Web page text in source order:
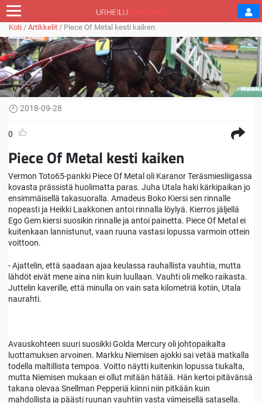
Koti / Artikkelit / Piece Of Metal kesti kaiken
2018-09-28
0
Piece Of Metal kesti kaiken
Vermon Toto65-pankki Piece Of Metal oli Karanor Teräsmiesliigassa
kovasta prässistä huolimatta paras. Juha Utala haki kärkipaikan jo
ensimmäisellä takasuoralla. Amadeus Boko Kiersi sen rinnalle
nopeasti ja Heikki Laakkonen antoi rinnalla löylyä. Kierros jäljellä
Ego Gem kiersi suosikin rinnalle ja antoi painetta. Piece Of Metal ei
kuitenkaan lannistunut, vaan ruuna vastasi lopussa varmoin ottein
voittoon.
- Ajattelin, että saadaan ajaa keulassa rauhallista vauhtia, mutta
lähdöt eivät mene aina niin kuin luullaan. Vauhti oli melko raikasta.
Juttelin kaverille, että minulla on vain sata kilometriä kotiin, Utala
naurahti.
Avauskohteen suuri suosikki Golda Mercury oli johtopaikalta
luottamuksen arvoinen. Markku Niemisen ajokki sai vetää matkalla
todella maltillista tempoa. Voitto näytti kuitenkin lopussa tiukalta,
mutta Niemisen mukaan ei ollut mitään hätää. Hän kertoi pitävänsä
takana olevaa Snellman Pepperiä kiinni niin pitkään kuin
mahdollista ja päästi ruunan vauhtiin vasta viimeisellä satasella.